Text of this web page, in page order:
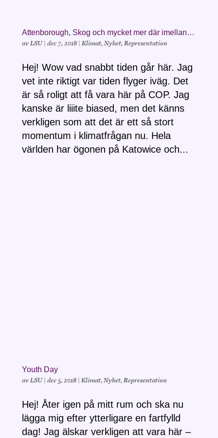
Attenborough, Skog och mycket mer där imellan…
avLSU| dec 7, 2018| Klimat,Nyhet,Representation
Hej! Wow vad snabbt tiden går här. Jag
vet inte riktigt var tiden flyger iväg. Det
är så roligt att få vara här på COP. Jag
kanske är liiite biased, men det känns
verkligen som att det är ett så stort
momentum i klimatfrågan nu. Hela
världen har ögonen på Katowice och...
Youth Day
avLSU| dec 5, 2018| Klimat,Nyhet,Representation
Hej! Åter igen på mitt rum och ska nu
lägga mig efter ytterligare en fartfylld
dag! Jag älskar verkligen att vara här –